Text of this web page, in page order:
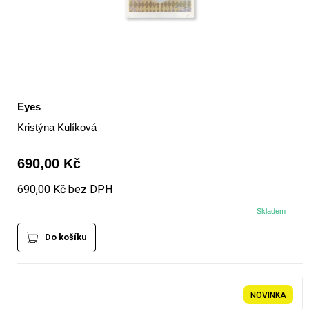
Eyes
Kristýna Kulíková
690,00 Kč
690,00 Kč bez DPH
Skladem
Do košíku
NOVINKA